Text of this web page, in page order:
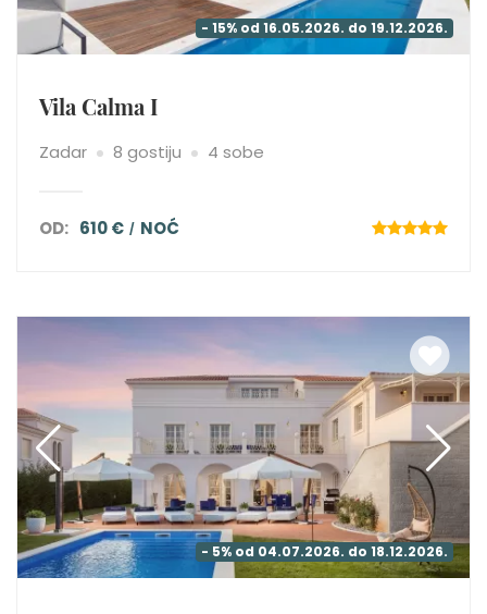
- 15% od 16.05.2026. do 19.12.2026.
Vila Calma I
Zadar 8 gostiju 4 sobe
OD: 610 € NOĆ
- 5% od 04.07.2026. do 18.12.2026.